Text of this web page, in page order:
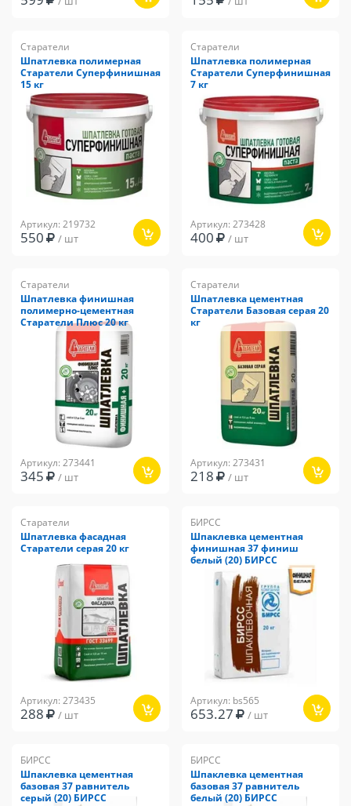
Старатели
Шпатлевка полимерная
Старатели Суперфинишная
15 кг
Артикул: 219732
550 / шт
Старатели
Шпатлевка полимерная
Старатели Суперфинишная
7 кг
Артикул: 273428
400 / шт
Старатели
Шпатлевка финишная
полимерно-цементная
Старатели Плюс 20 кг
Артикул: 273441
345 / шт
Старатели
Шпатлевка цементная
Старатели Базовая серая 20
кг
Артикул: 273431
218 / шт
Старатели
Шпатлевка фасадная
Старатели серая 20 кг
Артикул: 273435
288 / шт
БИРСС
Шпаклевка цементная
финишная 37 финиш
белый (20) БИРСС
Артикул: bs565
653.27 / шт
БИРСС
Шпаклевка цементная
базовая 37 равнитель
серый (20) БИРСС
БИРСС
Шпаклевка цементная
базовая 37 равнитель
белый (20) БИРСС